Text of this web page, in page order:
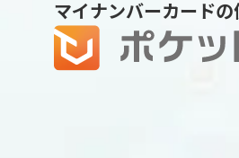
マイナンバーカード